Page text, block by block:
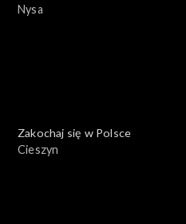
Nysa
Zakochaj się w Polsce
Cieszyn